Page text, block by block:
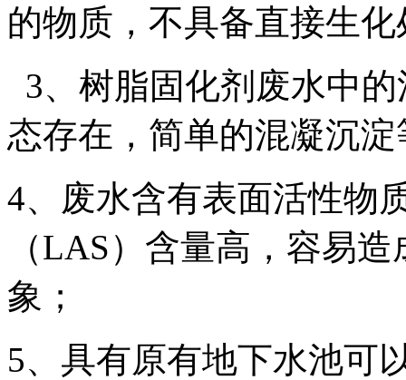
的物质，不具备直接生
3、树脂固化剂废水中
态存在，简单的混凝沉
4、废水含有表面活性物
（LAS）含量高，容易
象；
5、具有原有地下水池可